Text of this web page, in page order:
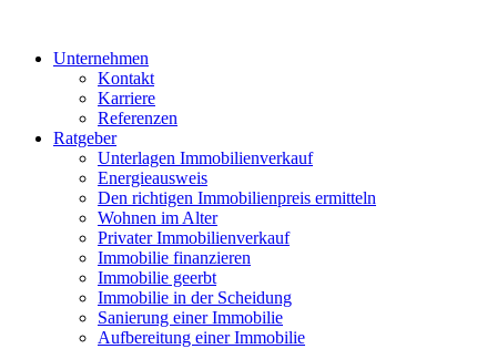
Unternehmen
Kontakt
Karriere
Referenzen
Ratgeber
Unterlagen Immobilienverkauf
Energieausweis
Den richtigen Immobilienpreis ermitteln
Wohnen im Alter
Privater Immobilienverkauf
Immobilie finanzieren
Immobilie geerbt
Immobilie in der Scheidung
Sanierung einer Immobilie
Aufbereitung einer Immobilie